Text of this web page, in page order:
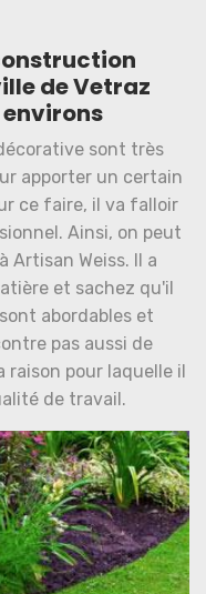
de Vetraz
sont très
apporter un certain
ce faire, il va falloir
Ainsi, on peut
Artisan Weiss. Il a
et sachez qu'il
abordables et
pas aussi de
raison pour laquelle il
de travail.